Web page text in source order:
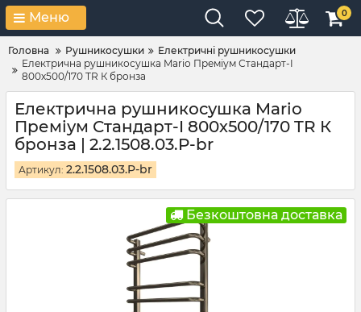
Меню 0
Головна Рушникосушки
Електричні рушникосушки
Електрична рушникосушка Mario Преміум Стандарт-I
800х500/170 TR К бронза
Електрична рушникосушка Mario
Преміум Стандарт-I 800х500/170 TR К
бронза | 2.2.1508.03.P-br
Артикул: 2.2.1508.03.P-br
Безкоштовна доставка